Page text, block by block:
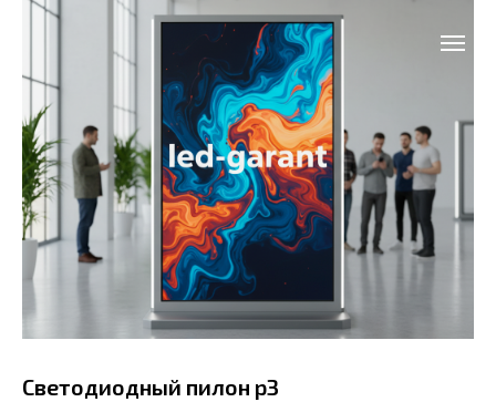
Cветодиодный пилон p3